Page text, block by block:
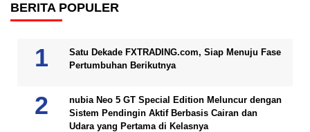
BERITA POPULER
Satu Dekade FXTRADING.com, Siap Menuju Fase
Pertumbuhan Berikutnya
nubia Neo 5 GT Special Edition Meluncur dengan
Sistem Pendingin Aktif Berbasis Cairan dan
Udara yang Pertama di Kelasnya